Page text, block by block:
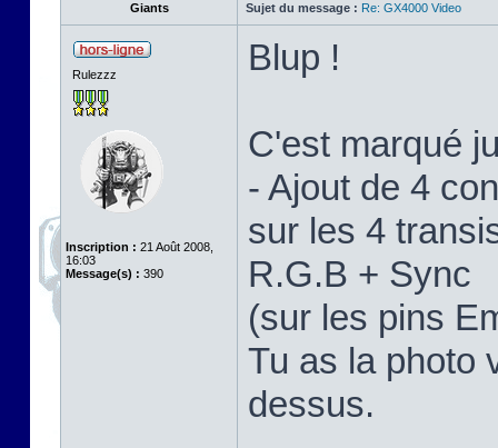
Giants Sujet du message : Re: GX4000 Video
Rulezzz
Inscription : 21 Août 2008,
16:03
Message(s) : 390
Blup !
C'est marqué
- Ajout de 4
sur les 4
R.G.B + Sync
(sur les pins
Tu as la photo
dessus.